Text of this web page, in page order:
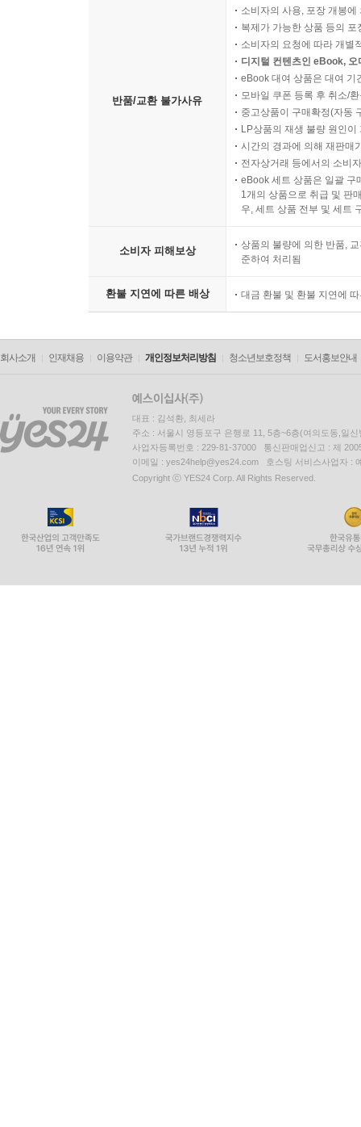
반품/교환 불가사유
소비자의 사용, 포장 개봉
복제가 가능한 상품 등의
소비자의 요청에 따라 개별
디지털 컨텐츠인 eBook,
eBook 대여 상품은 대여 기
모바일 쿠폰 등록 후 취소/
중고상품이 구매확정(자동
LP상품의 재생 불량 원인
시간의 경과에 의해 재판매
전자상거래 등에서의 소비
eBook 세트 상품은 일괄 구
1개의 상품으로 취급 및 판
우, 세트 상품 전부 및 세트
소비자 피해보상
상품의 불량에 의한 반품,
준하여 처리됨
환불 지연에 따른 배상 대금 환불 및 환불 지연에
회사소개 인재채용 이용약관 개인정보처리방침 청소년보호정책 도서홍보안내
대표 : 김석환, 최세라
주소 : 서울시 영등포구 은행로 11, 5층~6층(여의도동,일신
사업자등록번호 : 229-81-37000 통신판매업신고 : 제
이메일 : yes24help@yes24.com 호스팅 서비스사업자 :
Copyright ⓒ YES24 Corp. All Rights Reserved.